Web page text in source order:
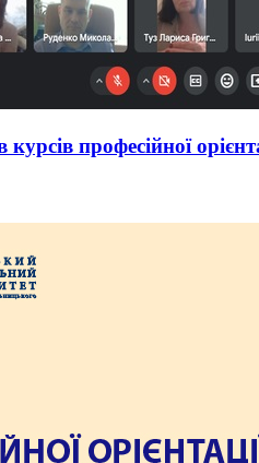
курсів професійної